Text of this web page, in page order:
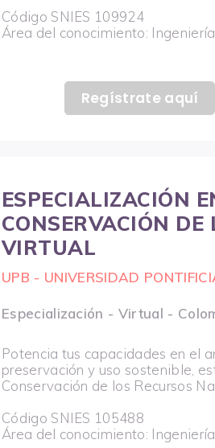
Código SNIES 109924
Área del conocimiento: Ingeniería
Regístrate aquí
ESPECIALIZACIÓN
CONSERVACIÓN
VIRTUAL
UPB - UNIVERSIDAD
Especialización - Virtual -
Potencia tus capacidades en el
preservación y uso sostenible,
Conservación de los Recursos
Código SNIES 105488
Área del conocimiento: Ingeniería